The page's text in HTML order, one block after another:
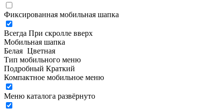
Фиксированная мобильная шапка
Всегда При скролле вверх
Мобильная шапка
Белая Цветная
Тип мобильного меню
Подробный Краткий
Компактное мобильное меню
Меню каталога развёрнуто